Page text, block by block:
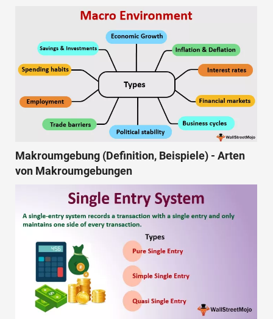
Makroumgebung (Definition, Beispiele) - Arten
von Makroumgebungen